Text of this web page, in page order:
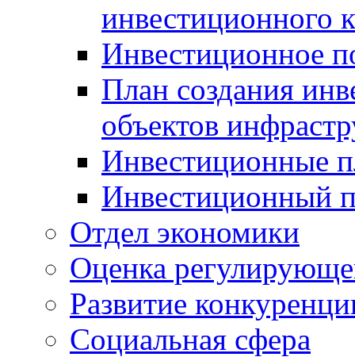
инвестиционного
Инвестиционное
План создания
объектов
Инвестиционные
Инвестиционный
Отдел экономики
Оценка
Развитие
Социальная сфера